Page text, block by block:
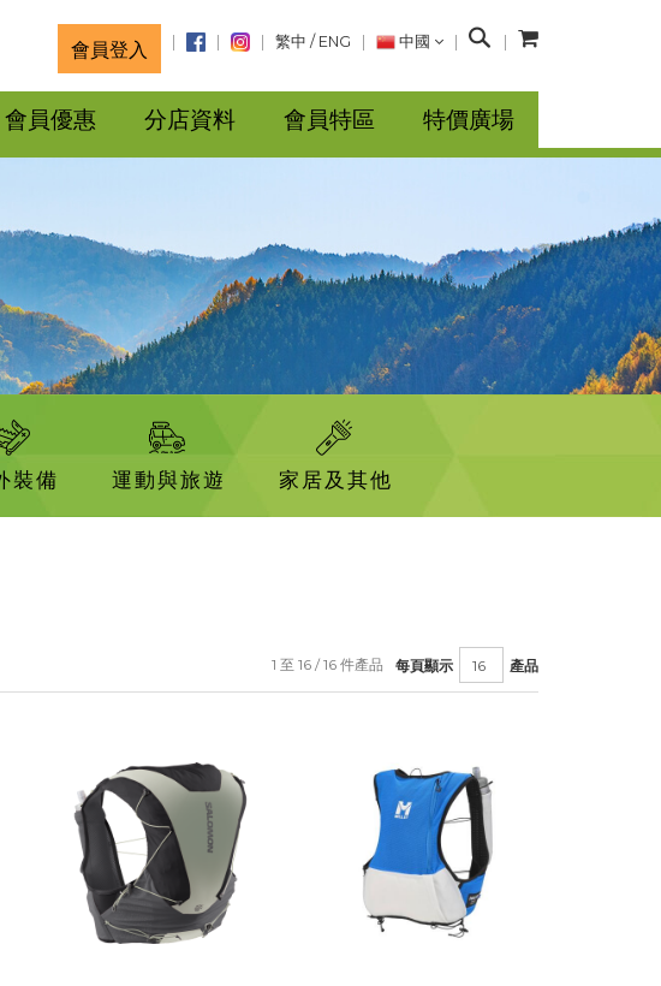
會員登入 繁中 / ENG 中國
搜
會員優惠 分店資料 會員特區 特價廣場
裝備 運動與旅遊 家居及其他
每頁顯示 產品
1 至 16 / 16 件產品